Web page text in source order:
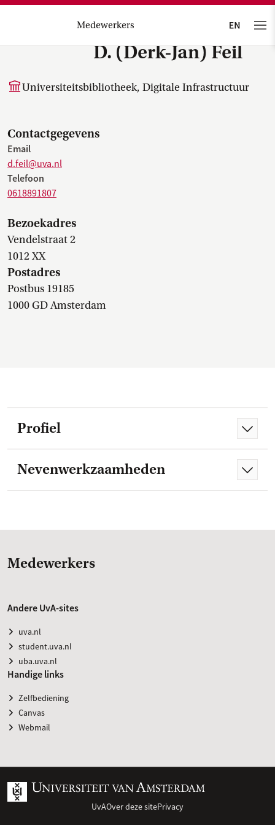
Medewerkers
D. (Derk-Jan) Feil
Universiteitsbibliotheek, Digitale Infrastructuur
Contactgegevens
Email
d.feil@uva.nl
Telefoon
0618891807
Bezoekadres
Vendelstraat 2
1012 XX
Postadres
Postbus 19185
1000 GD Amsterdam
Profiel
Nevenwerkzaamheden
Medewerkers
Andere UvA-sites
uva.nl
student.uva.nl
uba.uva.nl
Handige links
Zelfbediening
Canvas
Webmail
UvAOver deze sitePrivacy